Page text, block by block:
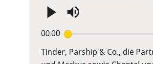
00:00
Enter
or
Tinder, Parship & Co., die